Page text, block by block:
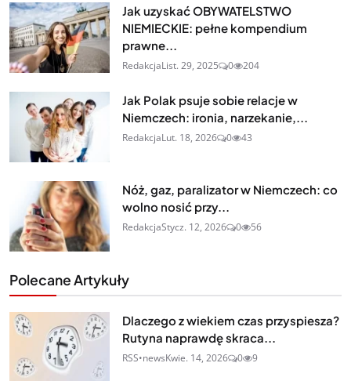
Jak uzyskać OBYWATELSTWO
NIEMIECKIE: pełne kompendium
prawne...
RedakcjaList. 29, 2025 0 204
Jak Polak psuje sobie relacje w
Niemczech: ironia, narzekanie,...
RedakcjaLut. 18, 2026 0 43
Nóż, gaz, paralizator w Niemczech: co
wolno nosić przy...
RedakcjaStycz. 12, 2026 0 56
Polecane Artykuły
Dlaczego z wiekiem czas przyspiesza?
Rutyna naprawdę skraca...
RSS•newsKwie. 14, 2026 0 9